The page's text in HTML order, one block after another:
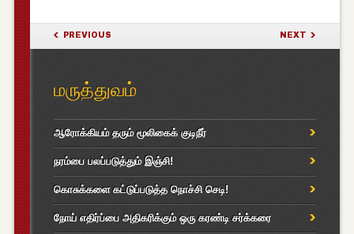
POST NAVIGATION
PREVIOUS NEXT
மருத்துவம்
ஆரோக்கியம் தரும் மூலிகைக் குடிநீர்
நரம்பை பலப்படுத்தும் இஞ்சி!
கொசுக்களை கட்டுப்படுத்த நொச்சி செடி!
நோய் எதிர்ப்பை அதிகரிக்கும் ஒரு கரண்டி சர்க்கரை